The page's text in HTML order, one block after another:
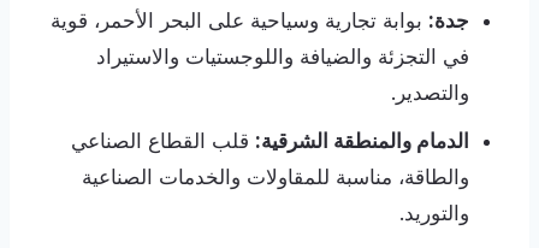
جدة: بوابة تجارية وسياحية على البحر الأحمر، قوية
في التجزئة والضيافة واللوجستيات والاستيراد
والتصدير.
الدمام والمنطقة الشرقية: قلب القطاع الصناعي
والطاقة، مناسبة للمقاولات والخدمات الصناعية
والتوريد.